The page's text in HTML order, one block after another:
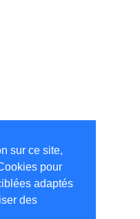
sur ce site,
pour
adaptés
des